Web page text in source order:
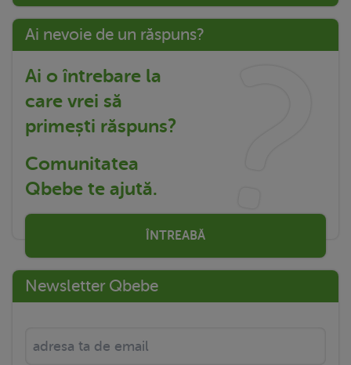
Ai nevoie de un răspuns?
Ai o întrebare la
care vrei să
primești răspuns?
Comunitatea
Qbebe te ajută.
ÎNTREABĂ
Newsletter Qbebe